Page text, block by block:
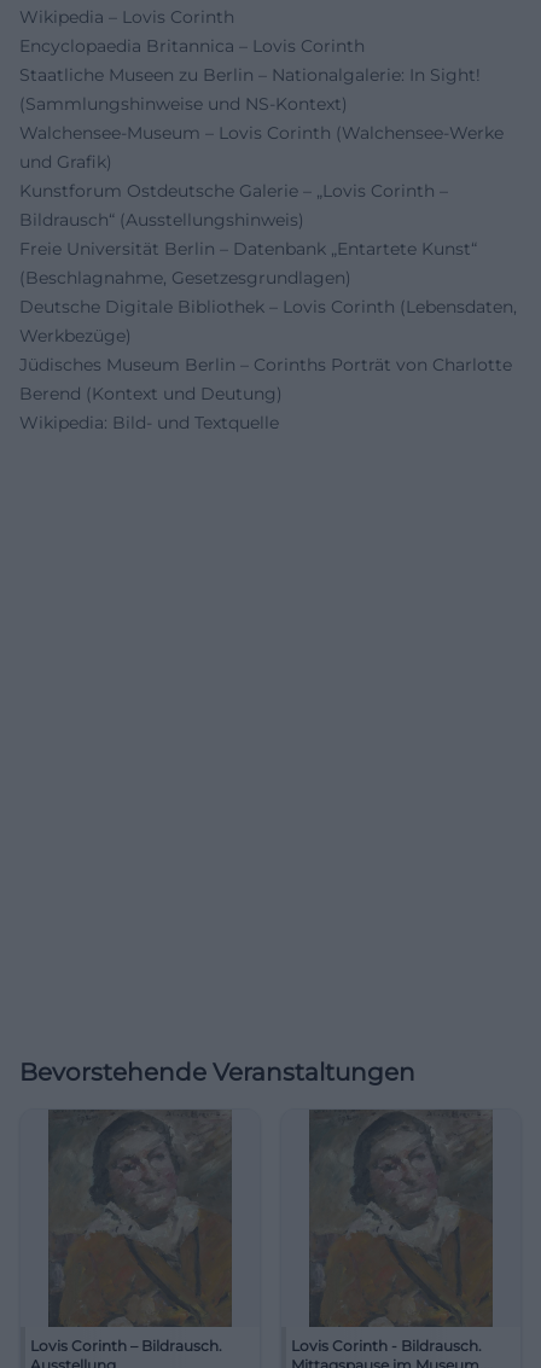
Wikipedia – Lovis Corinth
Encyclopaedia Britannica – Lovis Corinth
Staatliche Museen zu Berlin – Nationalgalerie: In Sight!
(Sammlungshinweise und NS-Kontext)
Walchensee-Museum – Lovis Corinth (Walchensee-Werke
und Grafik)
Kunstforum Ostdeutsche Galerie – „Lovis Corinth –
Bildrausch“ (Ausstellungshinweis)
Freie Universität Berlin – Datenbank „Entartete Kunst“
(Beschlagnahme, Gesetzesgrundlagen)
Deutsche Digitale Bibliothek – Lovis Corinth (Lebensdaten,
Werkbezüge)
Jüdisches Museum Berlin – Corinths Porträt von Charlotte
Berend (Kontext und Deutung)
Wikipedia: Bild- und Textquelle
Bevorstehende Veranstaltungen
Lovis Corinth – Bildrausch.
Lovis Corinth - Bildrausch.